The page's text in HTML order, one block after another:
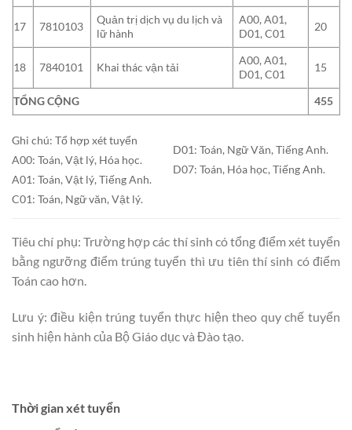
17 7810103
Quản trị dịch vụ du lịch và
lữ hành
A00, A01,
D01, C01
20
18 7840101 Khai thác vận tải
A00, A01,
D01, C01
15
TỔNG CỘNG 455
Ghi chú: Tổ hợp xét tuyển
A00: Toán, Vật lý, Hóa học.
A01: Toán, Vật lý, Tiếng Anh.
C01: Toán, Ngữ văn, Vật lý.
D01: Toán, Ngữ Văn, Tiếng Anh.
D07: Toán, Hóa học, Tiếng Anh.
Tiêu chí phụ: Trường hợp các thí sinh có tổng điểm xét tuyển
bằng ngưỡng điểm trúng tuyển thì ưu tiên thí sinh có điểm
Toán cao hơn.
Lưu ý: điều kiện trúng tuyển thực hiện theo quy chế tuyển
sinh hiện hành của Bộ Giáo dục và Đào tạo.
Thời gian xét tuyển